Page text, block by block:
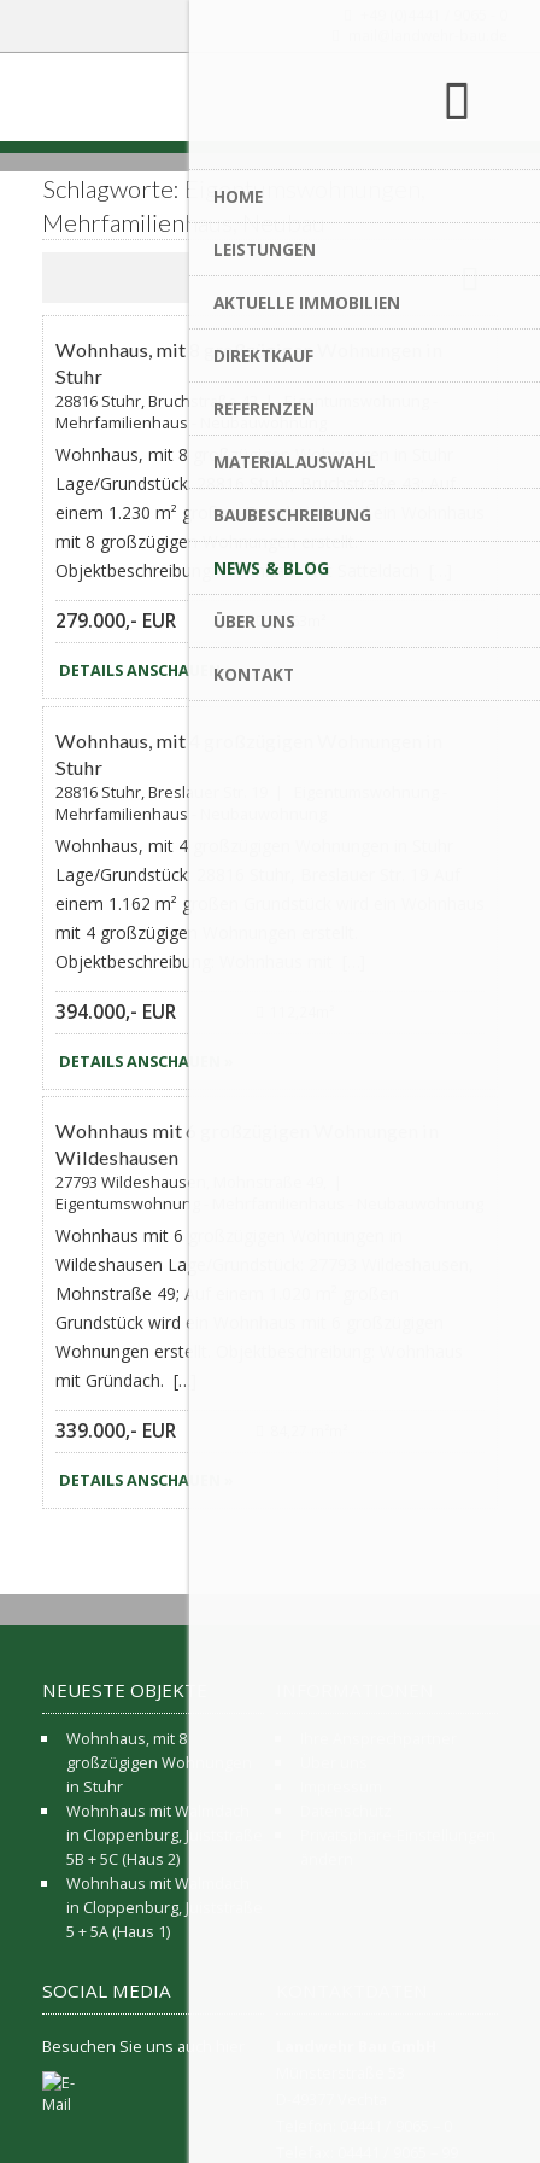
HOME
LEISTUNGEN
AKTUELLE IMMOBILIEN
DIREKTKAUF
REFERENZEN
MATERIALAUSWAHL
BAUBESCHREIBUNG
NEWS & BLOG
ÜBER UNS
KONTAKT
Schlagworte: Eigentumswohnungen,
Mehrfamilienhaus, Neubau
AKTUALISIERT
Wohnhaus, mit 8 großzügigen Wohnungen in
Stuhr
28816 Stuhr, Bruchstraße 43 | Eigentumswohnung -
Mehrfamilienhaus - Neubauwohnung
Wohnhaus, mit 8 großzügigen Wohnungen in Stuhr
Lage/Grundstück: 28816 Stuhr, Bruchstraße 43; Auf
einem 1.230 m² großen Grundstück wird ein Wohnhaus
mit 8 großzügigen Wohnungen erstellt.
Objektbeschreibung: Wohnhaus mit Satteldach […]
279.000,- EUR 75,63m²
DETAILS ANSCHAUEN »
Wohnhaus, mit 4 großzügigen Wohnungen in
Stuhr
28816 Stuhr, Breslauer Str. 19 | Eigentumswohnung -
Mehrfamilienhaus - Neubauwohnung
Wohnhaus, mit 4 großzügigen Wohnungen in Stuhr
Lage/Grundstück: 28816 Stuhr, Breslauer Str. 19 Auf
einem 1.162 m² großen Grundstück wird ein Wohnhaus
mit 4 großzügigen Wohnungen erstellt.
Objektbeschreibung: Wohnhaus mit […]
394.000,- EUR
DETAILS ANSCHAUEN »
Wohnhaus mit 6 großzügigen Wohnungen in
Wildeshausen
27793 Wildeshausen, Mohnstraße 49, |
Eigentumswohnung - Mehrfamilienhaus - Neubauwohnung
Wohnhaus mit 6 großzügigen Wohnungen in
Wildeshausen Lage/Grundstück: 27793 Wildeshausen,
Mohnstraße 49; Auf einem 1.020 m² großen
Grundstück wird ein Wohnhaus mit 6 großzügigen
Wohnungen erstellt. Objektbeschreibung: Wohnhaus
mit Gründach. […]
339.000,- EUR
DETAILS ANSCHAUEN »
NEUESTE OBJEKTE
Wohnhaus, mit 8
großzügigen Wohnungen
in Stuhr
Wohnhaus mit Walmdach
in Cloppenburg, Juiststraße
5B + 5C (Haus 2)
Wohnhaus mit Walmdach
in Cloppenburg, Juiststraße
5 + 5A (Haus 1)
SOCIAL MEDIA
Besuchen Sie uns auch hier